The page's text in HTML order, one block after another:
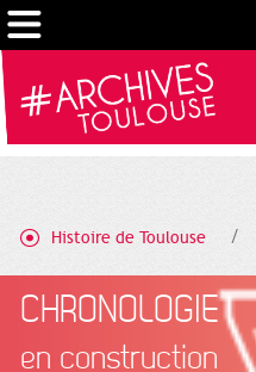
Histoire de Toulouse
CHRONOLOGIE
en construction
Cookies management panel